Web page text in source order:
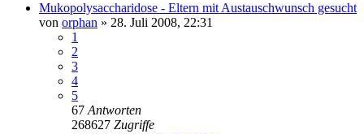
Mukopolysaccharidose - Eltern mit Austauschwunsch gesucht
von orphan » 28. Juli 2008, 22:31
1
2
3
4
5
67 Antworten
268627 Zugriffe